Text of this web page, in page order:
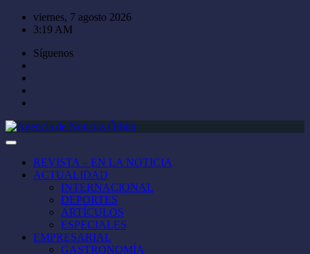
Saltar
viernes, 7 agosto 2026
3:19 AM
Síguenos
REVISTA – EN LA NOTICIA
ACTUALIDAD
INTERNACIONAL
DEPORTES
ARTÍCULOS
ESPECIALES
EMPRESARIAL
GASTRONOMÍA